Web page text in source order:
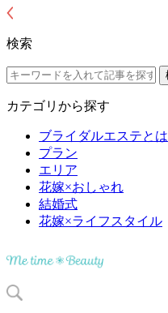
検索
カテゴリから探す
ブライダルエステとは
プラン
エリア
花嫁×おしゃれ
結婚式
花嫁×ライフスタイル